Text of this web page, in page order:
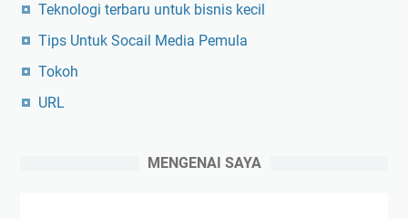
Teknologi terbaru untuk bisnis kecil
Tips Untuk Socail Media Pemula
Tokoh
URL
MENGENAI SAYA